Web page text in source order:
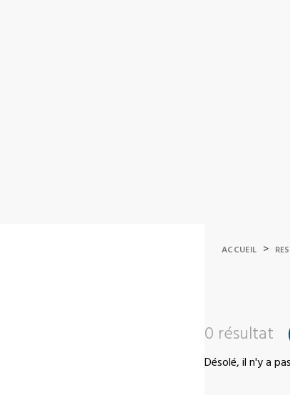
ACCUEIL >
0 résultat
Désolé, il n'y a